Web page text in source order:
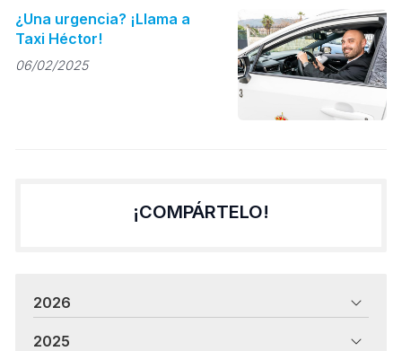
¿Una urgencia? ¡Llama a
Taxi Héctor!
06/02/2025
¡COMPÁRTELO!
2026
2025